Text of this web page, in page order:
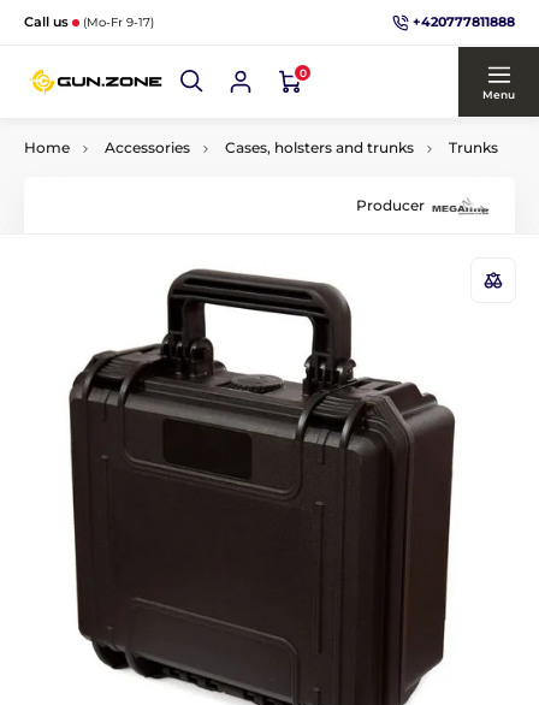
Call us (Mo-Fr 9-17) +420777811888
0
Menu
Home Accessories Cases, holsters and trunks Trunks
Producer